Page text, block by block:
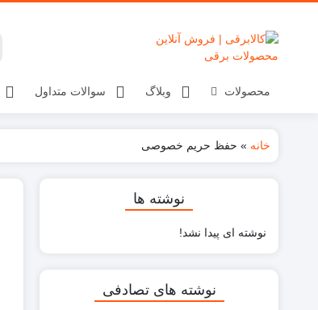
محصولات وبلاگ سوالات متداول
خانه » حفظ حریم خصوصی
نوشته ها
نوشته ای پیدا نشد!
نوشته های تصادفی